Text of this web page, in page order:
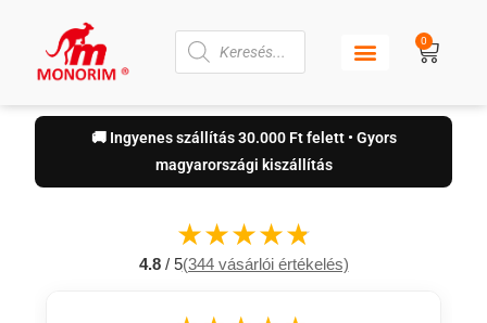
0
🚚 Ingyenes szállítás 30.000 Ft felett • Gyors
magyarországi kiszállítás
★★★★★
4.8/ 5(344 vásárlói értékelés)